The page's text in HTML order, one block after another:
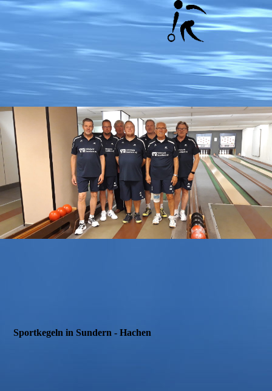
Sportkegeln in Sundern - Hachen